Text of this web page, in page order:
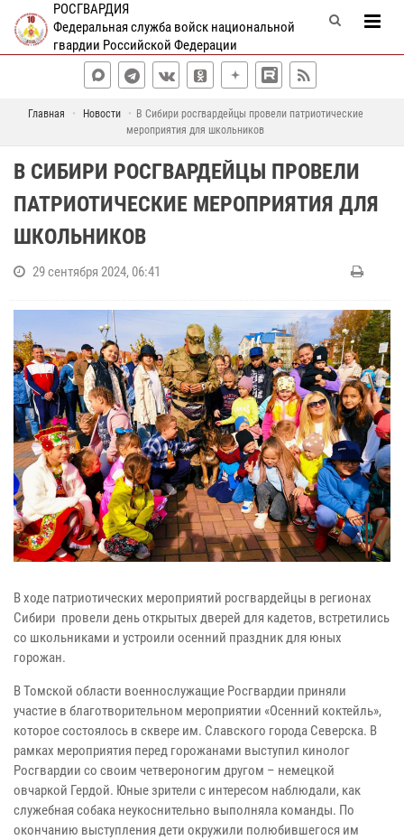
РОСГВАРДИЯ
Федеральная служба войск национальной
гвардии Российской Федерации
Главная Новости
В Сибири росгвардейцы провели патриотические
мероприятия для школьников
В СИБИРИ РОСГВАРДЕЙЦЫ ПРОВЕЛИ
ПАТРИОТИЧЕСКИЕ МЕРОПРИЯТИЯ ДЛЯ
ШКОЛЬНИКОВ
29 сентября 2024, 06:41
В ходе патриотических мероприятий росгвардейцы в регионах
Сибири провели день открытых дверей для кадетов, встретились
со школьниками и устроили осенний праздник для юных
горожан.
В Томской области военнослужащие Росгвардии приняли
участие в благотворительном мероприятии «Осенний коктейль»,
которое состоялось в сквере им. Славского города Северска. В
рамках мероприятия перед горожанами выступил кинолог
Росгвардии со своим четвероногим другом – немецкой
овчаркой Гердой. Юные зрители с интересом наблюдали, как
служебная собака неукоснительно выполняла команды. По
окончанию выступления дети окружили полюбившегося им